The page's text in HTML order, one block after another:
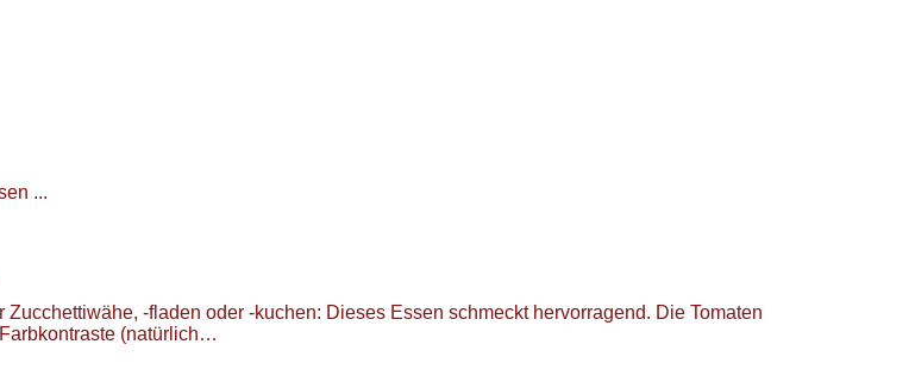
...
-fladen oder -kuchen: Dieses Essen schmeckt hervorragend. Die Tomaten
(natürlich…